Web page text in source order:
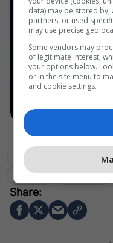
data) may be stored by,
partners, or used
may use precise
Some vendors may
of legitimate interest,
your options below.
or in the site menu to
and cookie settings.